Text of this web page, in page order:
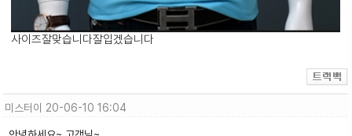
사이즈잘맞습니다잘입겠습니다
미스터이 20-06-10 16:04